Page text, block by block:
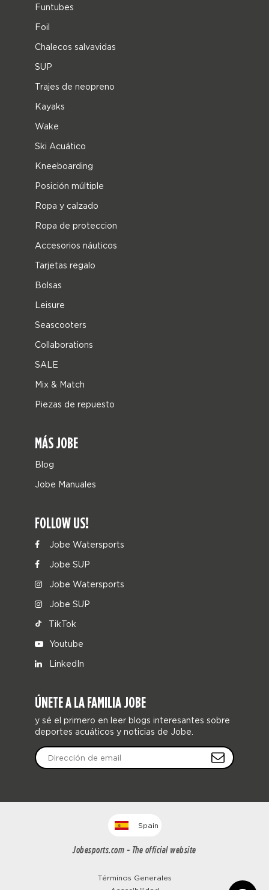
Funtubes
Foil
Chalecos salvavidas
SUP
Trajes de neopreno
Kayaks
Wake
Ski Acuático
Kneeboarding
Posición múltiple
Ropa y calzado
Ropa de proteccion
Accesorios náuticos
Tarjetas regalo
Bolsas
Leisure
Seascooters
Collaborations
SALE
Mix & Match
Piezas de repuesto
MÁS JOBE
Blog
Jobe Manuales
FOLLOW US!
Jobe Watersports
Jobe SUP
Jobe Watersports
Jobe SUP
TikTok
Youtube
LinkedIn
ÚNETE A LA FAMILIA JOBE
y sé el primero en leer blogs interesantes sobre
deportes acuáticos y noticias de Jobe.
Spain
Jobesports.com - The official website
Términos Generales